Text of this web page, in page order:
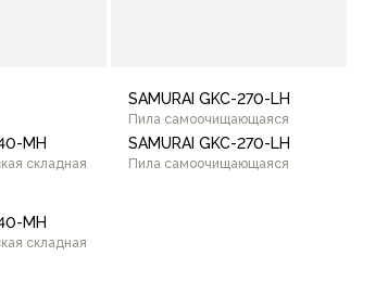
MH
складная
MH
складная
SAMURAI GKC-270-LH
Пила самоочищающаяся
SAMURAI GKC-270-LH
Пила самоочищающаяся